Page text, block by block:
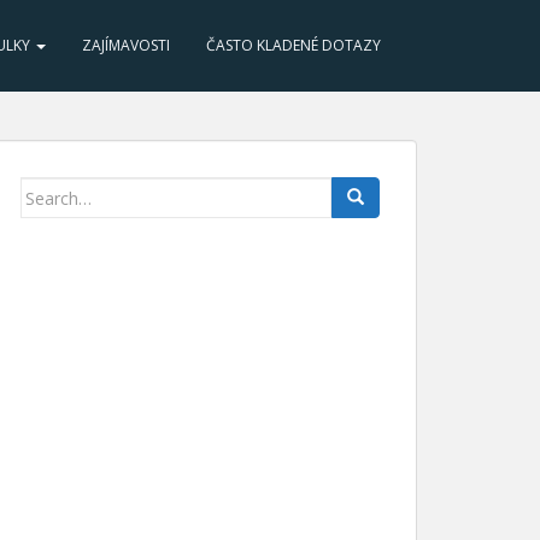
ZAJÍMAVOSTI ČASTO KLADENÉ DOTAZY
Search for: